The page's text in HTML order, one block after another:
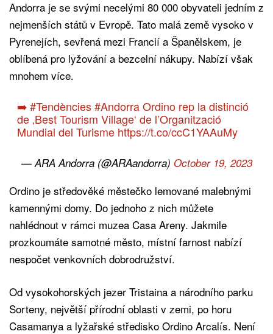
Andorra je se svými necelými 80 000 obyvateli jedním z
nejmenších států v Evropě. Tato malá země vysoko v
Pyrenejích, sevřená mezi Francií a Španělskem, je
oblíbená pro lyžování a bezcelní nákupy. Nabízí však
mnohem více.
➡️#Tendències #AndorraOrdino rep la distinció
de ‚Best Tourism Village‘ de l’Organització
Mundial del Turisme https://t.co/ccC1YAAuMy
— ARA Andorra (@ARAandorra) October 19, 2023
Ordino je středověké městečko lemované malebnými
kamennými domy. Do jednoho z nich můžete
nahlédnout v rámci muzea Casa Areny. Jakmile
prozkoumáte samotné město, místní farnost nabízí
nespočet venkovních dobrodružství.
Od vysokohorských jezer Tristaina a národního parku
Sorteny, největší přírodní oblasti v zemi, po horu
Casamanya a lyžařské středisko Ordino Arcalís. Není